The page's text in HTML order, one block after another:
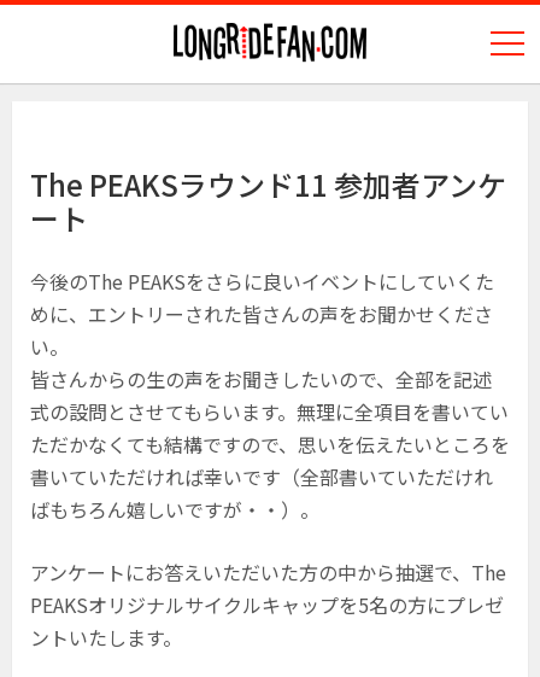
The PEAKSラウンド11 参加者アンケ
ート
今後のThe PEAKSをさらに良いイベントにしていくた
めに、エントリーされた皆さんの声をお聞かせくださ
い。
皆さんからの生の声をお聞きしたいので、全部を記述
式の設問とさせてもらいます。無理に全項目を書いてい
ただかなくても結構ですので、思いを伝えたいところを
書いていただければ幸いです（全部書いていただけれ
ばもちろん嬉しいですが・・）。
アンケートにお答えいただいた方の中から抽選で、The
PEAKSオリジナルサイクルキャップを5名の方にプレゼ
ントいたします。